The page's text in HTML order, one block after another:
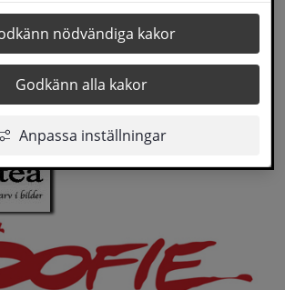
nödvändiga kakor
Godkänn alla kakor
Anpassa inställningar